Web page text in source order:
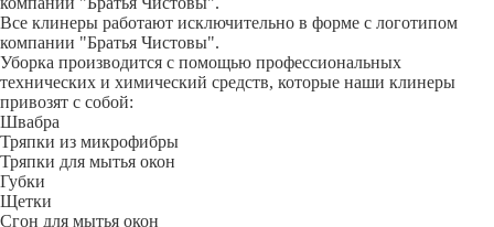
Все клинеры работают исключительно в форме с логотипом
компании "Братья Чистовы".
Уборка производится с помощью профессиональных
технических и химический средств, которые наши клинеры
привозят с собой:
Швабра
Тряпки из микрофибры
Тряпки для мытья окон
Губки
Щетки
Сгон для мытья окон